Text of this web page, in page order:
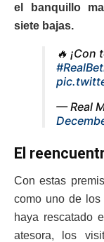
el banquillo
siete bajas.
🔥 ¡Con
— Real
El
Con estas
como uno de los
haya rescatado
atesora, los